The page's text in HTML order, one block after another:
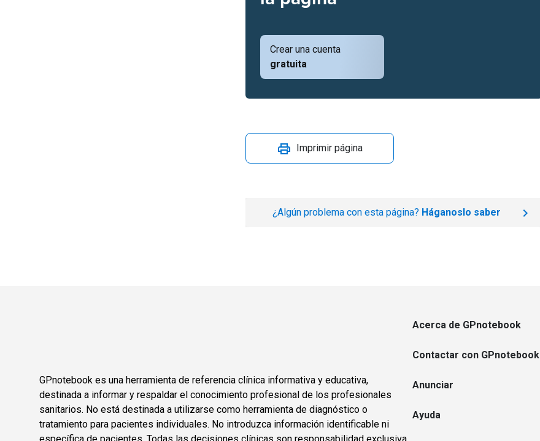
Crear una cuenta
gratuita
Imprimir página
¿Algún problema con esta página? Háganoslo saber
GPnotebook es una herramienta de referencia clínica informativa y educativa,
destinada a informar y respaldar el conocimiento profesional de los profesionales
sanitarios. No está destinada a utilizarse como herramienta de diagnóstico o
tratamiento para pacientes individuales. No introduzca información identificable ni
Acerca de GPnotebook
Contactar con GPnotebook
Anunciar
Ayuda